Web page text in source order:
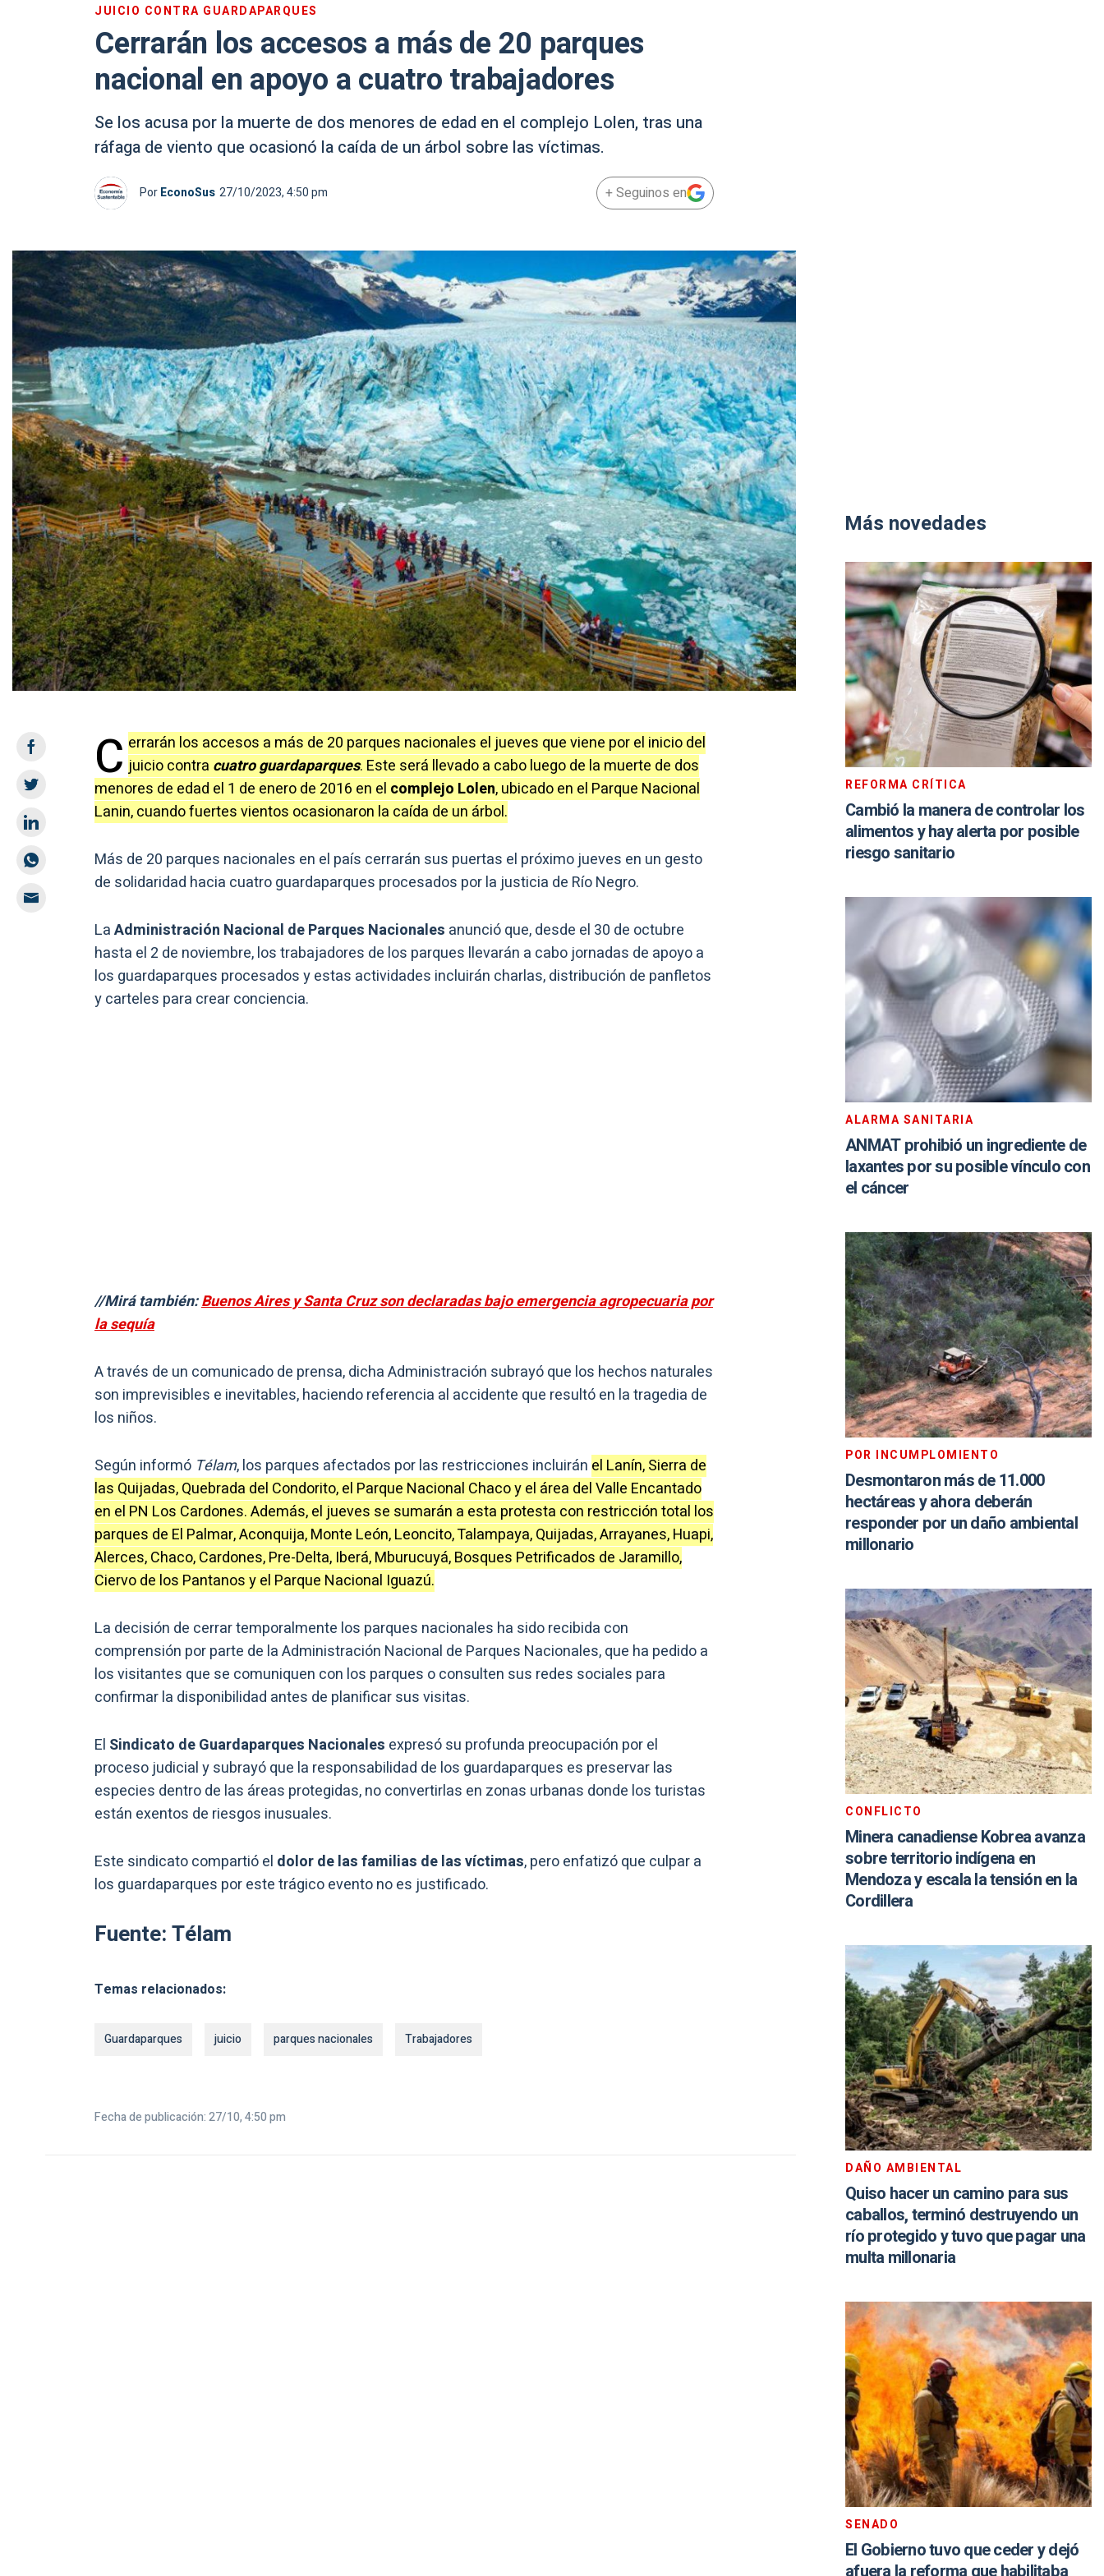
JUICIO CONTRA GUARDAPARQUES
Cerrarán los accesos a más de 20 parques
nacional en apoyo a cuatro trabajadores
Se los acusa por la muerte de dos menores de edad en el complejo Lolen, tras una
ráfaga de viento que ocasionó la caída de un árbol sobre las víctimas.
PorEconoSus 27/10/2023, 4:50 pm + Seguinos en
C errarán los accesos a más de 20 parques nacionales el jueves que viene por el inicio del
juicio contra cuatro guardaparques. Este será llevado a cabo luego de la muerte de dos
menores de edad el 1 de enero de 2016 en el complejo Lolen, ubicado en el Parque Nacional
Lanin, cuando fuertes vientos ocasionaron la caída de un árbol.
Más de 20 parques nacionales en el país cerrarán sus puertas el próximo jueves en un gesto
de solidaridad hacia cuatro guardaparques procesados por la justicia de Río Negro.
LaAdministración Nacional de Parques Nacionales anunció que, desde el 30 de octubre
hasta el 2 de noviembre, los trabajadores de los parques llevarán a cabo jornadas de apoyo a
los guardaparques procesados y estas actividades incluirán charlas, distribución de panfletos
y carteles para crear conciencia.
//Mirá también:Buenos Aires y Santa Cruz son declaradas bajo emergencia agropecuaria por
la sequía
A través de un comunicado de prensa, dicha Administración subrayó que los hechos naturales
son imprevisibles e inevitables, haciendo referencia al accidente que resultó en la tragedia de
los niños.
Según informó Télam, los parques afectados por las restricciones incluirán el Lanín, Sierra de
las Quijadas, Quebrada del Condorito, el Parque Nacional Chaco y el área del Valle Encantado
en el PN Los Cardones. Además, el jueves se sumarán a esta protesta con restricción total los
parques de El Palmar, Aconquija, Monte León, Leoncito, Talampaya, Quijadas, Arrayanes, Huapi,
Alerces, Chaco, Cardones, Pre-Delta, Iberá, Mburucuyá, Bosques Petrificados de Jaramillo,
Ciervo de los Pantanos y el Parque Nacional Iguazú.
La decisión de cerrar temporalmente los parques nacionales ha sido recibida con
comprensión por parte de la Administración Nacional de Parques Nacionales, que ha pedido a
los visitantes que se comuniquen con los parques o consulten sus redes sociales para
confirmar la disponibilidad antes de planificar sus visitas.
El Sindicato de Guardaparques Nacionales expresó su profunda preocupación por el
proceso judicial y subrayó que la responsabilidad de los guardaparques es preservar las
especies dentro de las áreas protegidas, no convertirlas en zonas urbanas donde los turistas
están exentos de riesgos inusuales.
Este sindicato compartió el dolor de las familias de las víctimas, pero enfatizó que culpar a
los guardaparques por este trágico evento no es justificado.
Fuente: Télam
Temas relacionados:
Guardaparques juicio parques nacionales Trabajadores
Fecha de publicación: 27/10, 4:50 pm
Más novedades
REFORMA CRÍTICA
Cambió la manera de controlar los
alimentos y hay alerta por posible
riesgo sanitario
ALARMA SANITARIA
ANMAT prohibió un ingrediente de
laxantes por su posible vínculo con
el cáncer
POR INCUMPLOMIENTO
Desmontaron más de 11.000
hectáreas y ahora deberán
responder por un daño ambiental
millonario
CONFLICTO
Minera canadiense Kobrea avanza
sobre territorio indígena en
Mendoza y escala la tensión en la
Cordillera
DAÑO AMBIENTAL
Quiso hacer un camino para sus
caballos, terminó destruyendo un
río protegido y tuvo que pagar una
multa millonaria
SENADO
El Gobierno tuvo que ceder y dejó